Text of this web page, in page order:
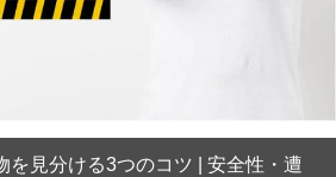
を見分ける3つのコツ | 安全性・遭